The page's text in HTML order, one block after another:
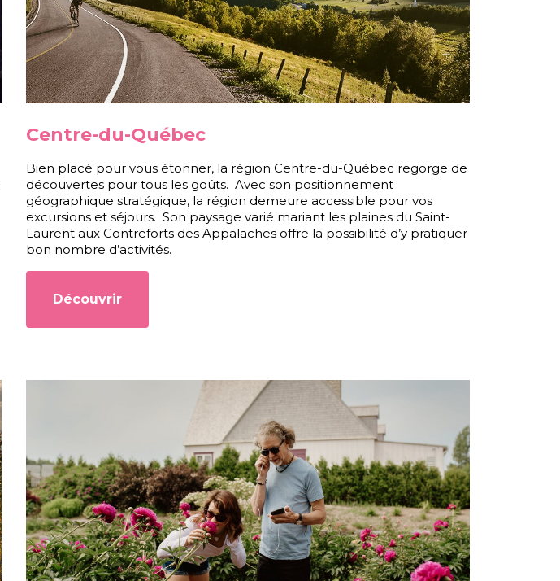
Centre-du-Québec
Bien placé pour vous étonner, la région Centre-du-Québec regorge de
découvertes pour tous les goûts. Avec son positionnement
géographique stratégique, la région demeure accessible pour vos
excursions et séjours. Son paysage varié mariant les plaines du Saint-
Laurent aux Contreforts des Appalaches offre la possibilité d’y pratiquer
bon nombre d’activités.
Découvrir